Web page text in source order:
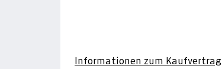
Informationen zum Kaufvertrag